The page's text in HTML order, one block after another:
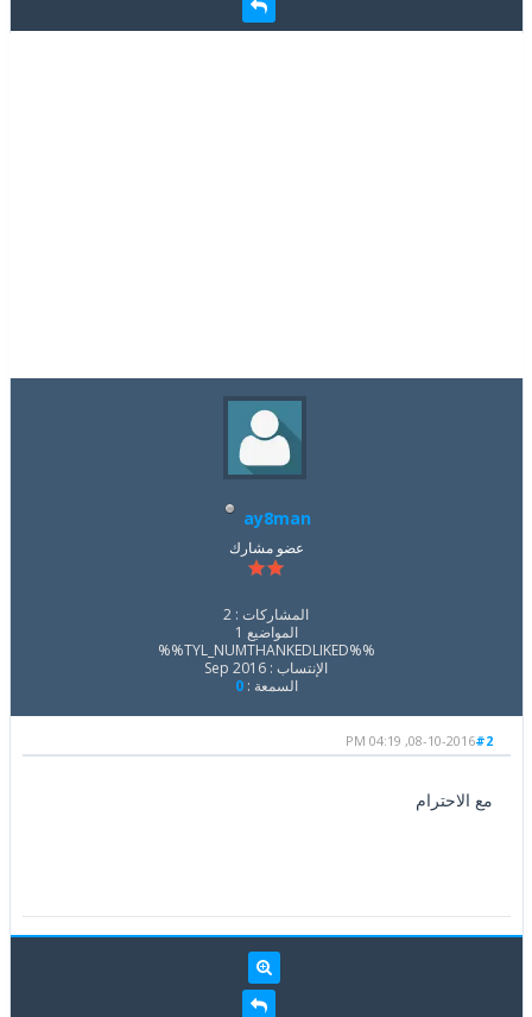
ay8man
عضو مشارك
المشاركات : 2
المواضيع 1
%%TYL_NUMTHANKEDLIKED%%
الإنتساب : Sep 2016
السمعة :0
#2
08-10-2016, 04:19 PM
مع الاحترام